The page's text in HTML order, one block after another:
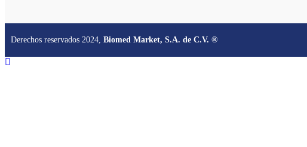
Derechos reservados 2024, Biomed Market, S.A. de C.V. ®